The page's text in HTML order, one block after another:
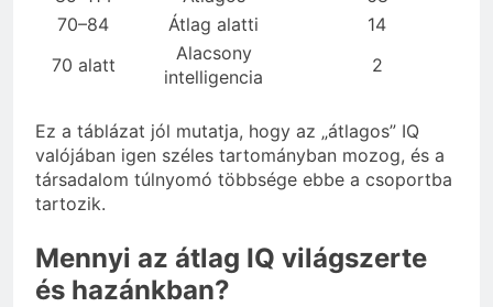
70–84
Átlag alatti
14
70 alatt
Alacsony
intelligencia
2
Ez a táblázat jól mutatja, hogy az „átlagos” IQ
valójában igen széles tartományban mozog, és a
társadalom túlnyomó többsége ebbe a csoportba
tartozik.
Mennyi az átlag IQ világszerte
és hazánkban?